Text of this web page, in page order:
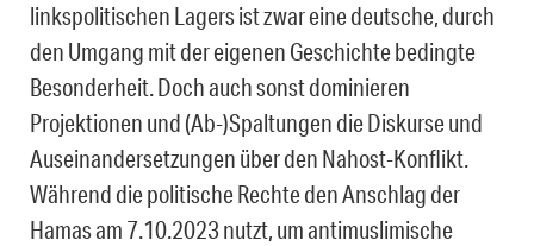
linkspolitischen Lagers ist zwar eine deutsche, durch
den Umgang mit der eigenen Geschichte bedingte
Besonderheit. Doch auch sonst dominieren
Projektionen und (Ab-)Spaltungen die Diskurse und
Auseinandersetzungen über den Nahost-Konflikt.
Während die politische Rechte den Anschlag der
Hamas am 7.10.2023 nutzt, um antimuslimische